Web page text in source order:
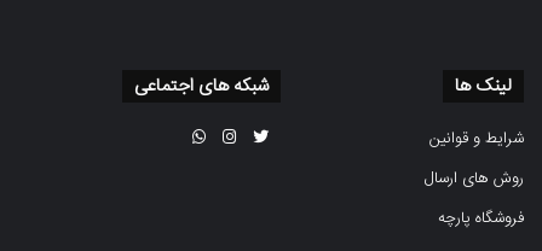
لینک ها
شرایط و قوانین
روش های ارسال
فروشگاه پارچه
شبکه های اجتماعی